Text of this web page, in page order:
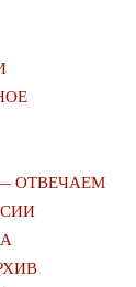
ОТВЕЧАЕМ